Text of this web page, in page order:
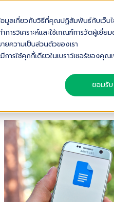
ลเกี่ยวกับวิธีที่คุณปฏิสัมพันธ์กับเว็บไ
รวิเคราะห์และใช้เกณฑ์การวัดผู้เยี่ย
ยความเป็นส่วนตัวของเรา
รใช้คุกกี้เดียวในเบราว์เซอร์ของคุณ
ยอมรับ
US SOLUTIONS